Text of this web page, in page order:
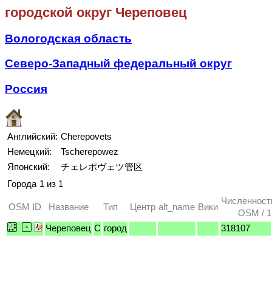
городской округ Череповец
Вологодская область
Северо-Западный федеральный округ
Россия
Английский: Cherepovets
Немецкий:
Tscherepowez
Японский:
チェレポヴェツ管区
Города 1 из 1
OSM ID Название Тип Центр alt_name Вики
OSM /
Череповец C город 318107